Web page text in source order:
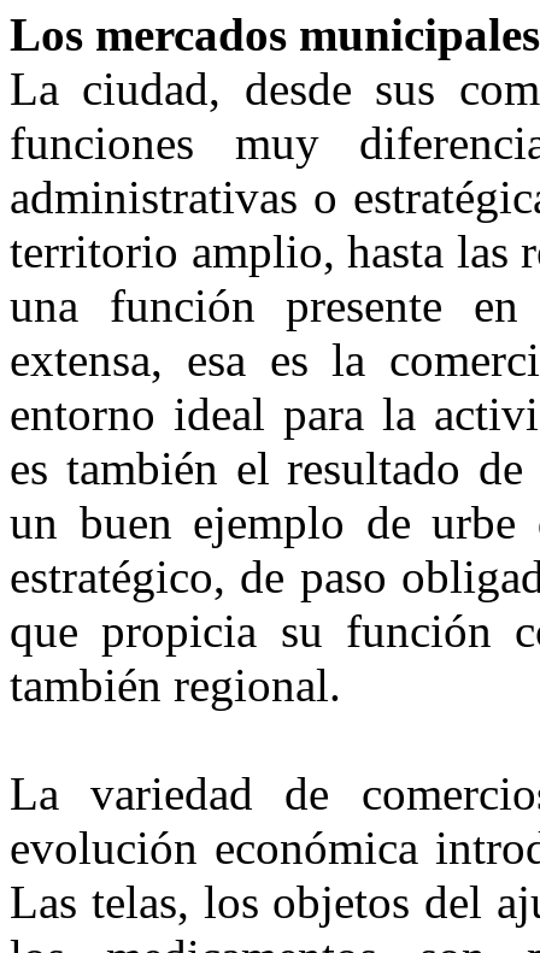
Los mercados
La ciudad, desde sus
funciones muy
administrativas o
territorio amplio, hasta las
una función presente
extensa, esa es la
entorno ideal para la
es también el resultado
un buen ejemplo de urbe
estratégico, de paso
que propicia su función
también regional.
La variedad de
evolución económica
Las telas, los objetos del